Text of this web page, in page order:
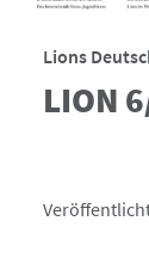
Lions
LION